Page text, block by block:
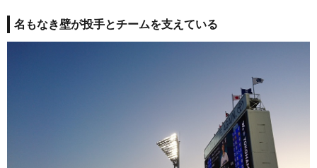
名もなき壁が投手とチームを支えている